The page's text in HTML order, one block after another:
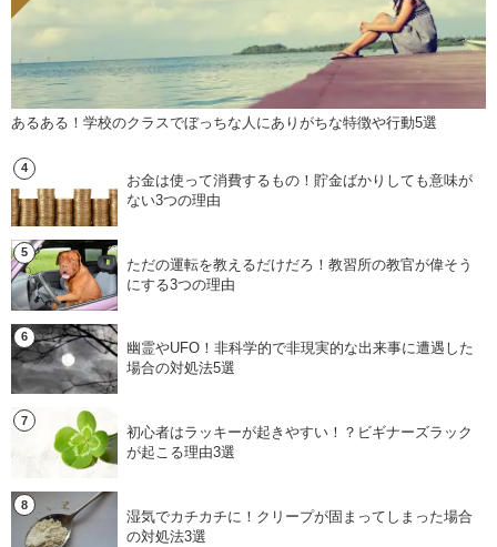
あるある！学校のクラスでぼっちな人にありがちな特徴や行動5選
お金は使って消費するもの！貯金ばかりしても意味が
ない3つの理由
ただの運転を教えるだけだろ！教習所の教官が偉そう
にする3つの理由
幽霊やUFO！非科学的で非現実的な出来事に遭遇した
場合の対処法5選
初心者はラッキーが起きやすい！？ビギナーズラック
が起こる理由3選
湿気でカチカチに！クリープが固まってしまった場合
の対処法3選